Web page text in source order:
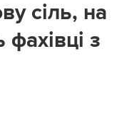
сіль, на
з